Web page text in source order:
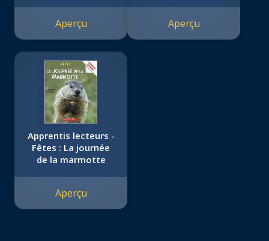
Aperçu Aperçu
Apprentis lecteurs -
Fêtes : La journée
de la marmotte
Aperçu